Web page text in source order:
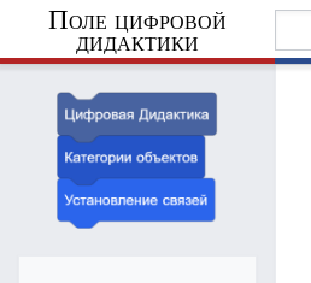
Поле цифровой
дидактики